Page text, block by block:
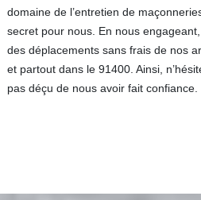
domaine de l’entretien de
secret pour nous. En nous
des déplacements sans frais de nos
et partout dans le 91400. Ainsi,
pas déçu de nous avoir fait confiance.